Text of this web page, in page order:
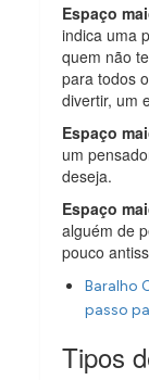
Espaço
indica uma
quem não
para todos
divertir, um
Espaço
um
deseja.
Espaço
alguém de
pouco
Baralho
passo
Tipos